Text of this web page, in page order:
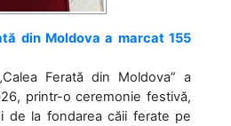
din Moldova a marcat 155
Ferată din Moldova” a
printr-o ceremonie festivă,
de la fondarea căii ferate pe